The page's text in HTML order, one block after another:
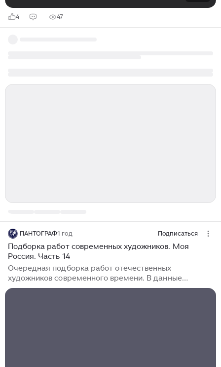
4 47
ПАНТОГРАФ1 год Подписаться
Подборка работ современных художников. Моя
Россия. Часть 14
Очередная подборка работ отечественных
художников современного времени. В данные
подборки включаю работы, начиная с 1992 года, т.е.